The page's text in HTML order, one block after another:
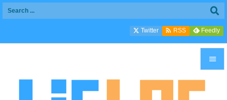

Twitter  RSS Feedly